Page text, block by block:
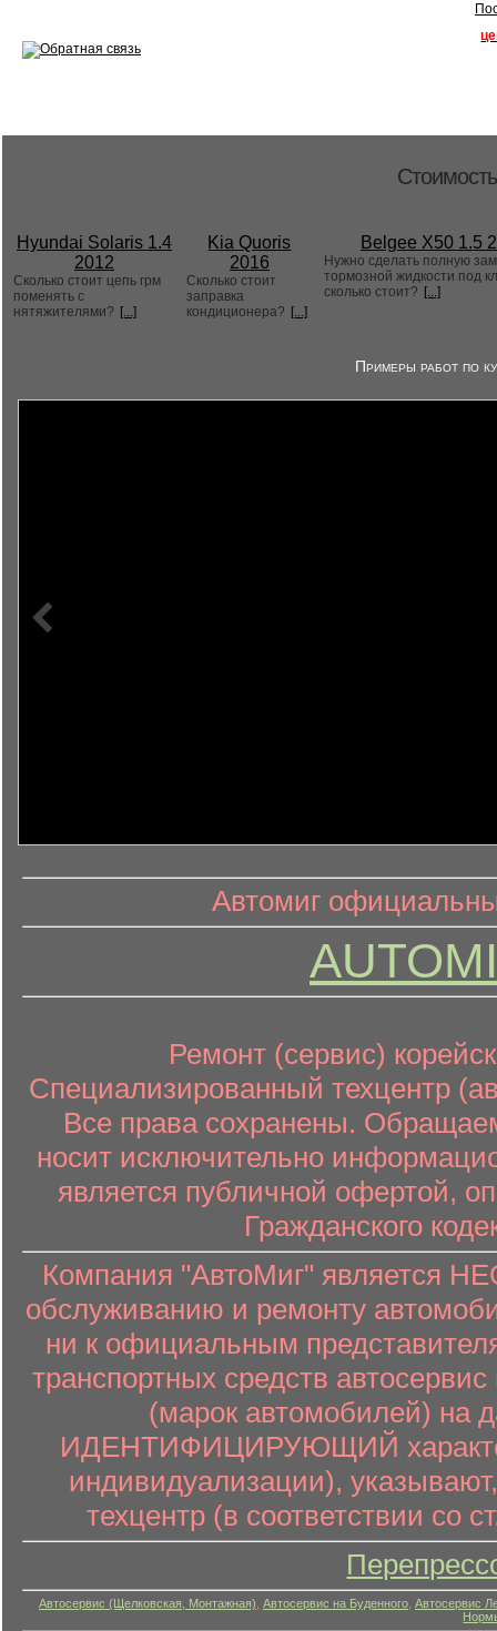
Hyundai Solaris 1.4
2012
Сколько стоит цепь грм
поменять с
нятяжителями? [...]
Kia Quoris
2016
Сколько стоит
заправка
кондиционера? [...]
Belgee X50 1.5
Нужно сделать полную
тормозной жидкости под
сколько стоит? [...]
Примеры работ по
информационный контент
Автомиг
Ремонт (сервис)
Специализированный техцентр
Все права сохранены.
носит исключительно
является публичной офертой,
Гражданского
Компания "АвтоМиг" является
обслуживанию и ремонту
ни к официальным
транспортных средств
(марок автомобилей) на
ИДЕНТИФИЦИРУЮЩИЙ характер
индивидуализации),
техцентр (в соответствии со
Автосервис (Щелковская, Монтажная) Автосервис на Буденного Автосервис